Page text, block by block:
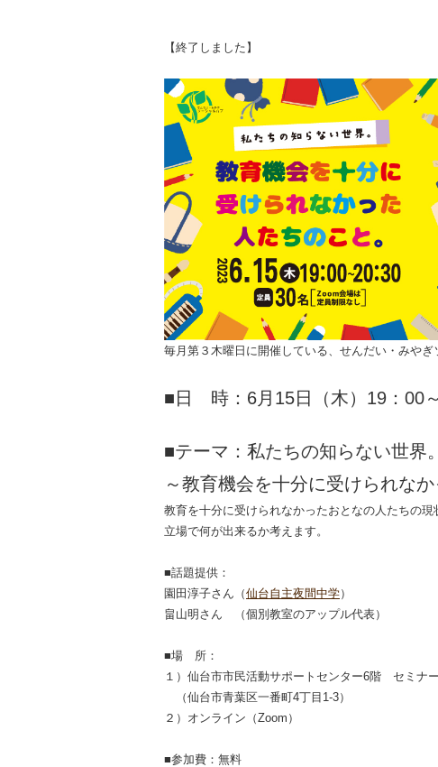
【終了しました】
毎月第３木曜日に開催している、せんだい・みやぎ
■日 時：6月15日（木）19：00
■テーマ：私たちの知らない世界。
～教育機会を十分に受けられな
教育を十分に受けられなかったおとなの人たちの
立場で何が出来るか考えます。
■話題提供：
園田淳子さん（仙台自主夜間中学）
畠山明さん （個別教室のアップル代表）
■場 所：
１）仙台市市民活動サポートセンター6階 セミナ
（仙台市青葉区一番町4丁目1-3）
２）オンライン（Zoom）
■参加費：無料